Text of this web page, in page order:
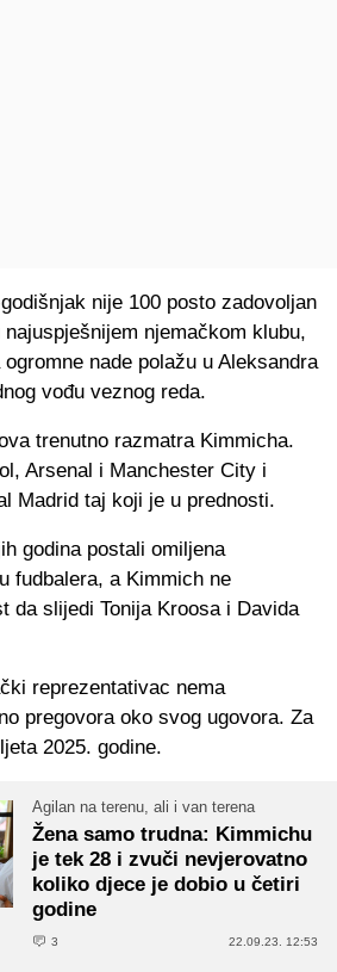
nije 100 posto zadovoljan
njemačkom klubu,
nade polažu u Aleksandra
vođu veznog reda.
trenutno razmatra Kimmicha.
Arsenal i Manchester City i
Madrid taj koji je u prednosti.
godina postali omiljena
fudbalera, a Kimmich ne
da slijedi Tonija Kroosa i Davida
reprezentativac nema
pregovora oko svog ugovora. Za
2025. godine.
Agilan na terenu, ali i van terena
Žena samo trudna: Kimmichu
je tek 28 i zvuči nevjerovatno
koliko djece je dobio u četiri
godine
3 22.09.23. 12:53